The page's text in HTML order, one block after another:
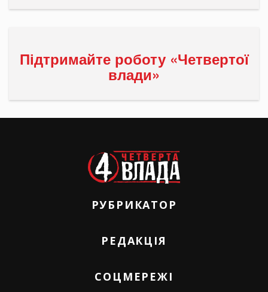
Підтримайте роботу «Четвертої
влади»
РУБРИКАТОР
РЕДАКЦІЯ
СОЦМЕРЕЖІ